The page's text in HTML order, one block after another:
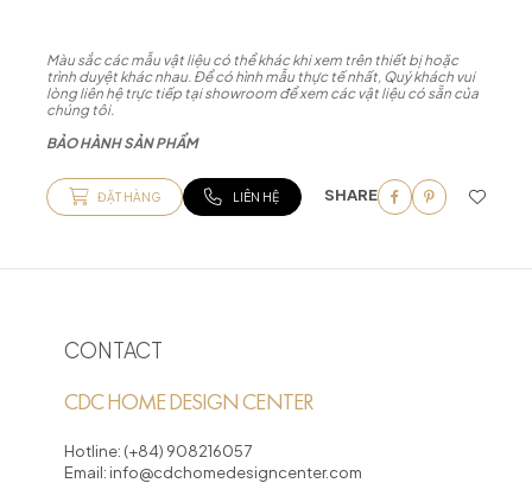
Màu sắc các mẫu vật liệu có thể khác khi xem trên thiết bị hoặc
trình duyệt khác nhau. Để có hình mẫu thực tế nhất, Quý khách vui
lòng liên hệ trực tiếp tại showroom để xem các vật liệu có sẵn của
chúng tôi.
BẢO HÀNH SẢN PHẨM
ĐẶT HÀNG LIÊN HỆ SHARE
CONTACT
CDC HOME DESIGN CENTER
Hotline: (+84) 908216057
Email: info@cdchomedesigncenter.com